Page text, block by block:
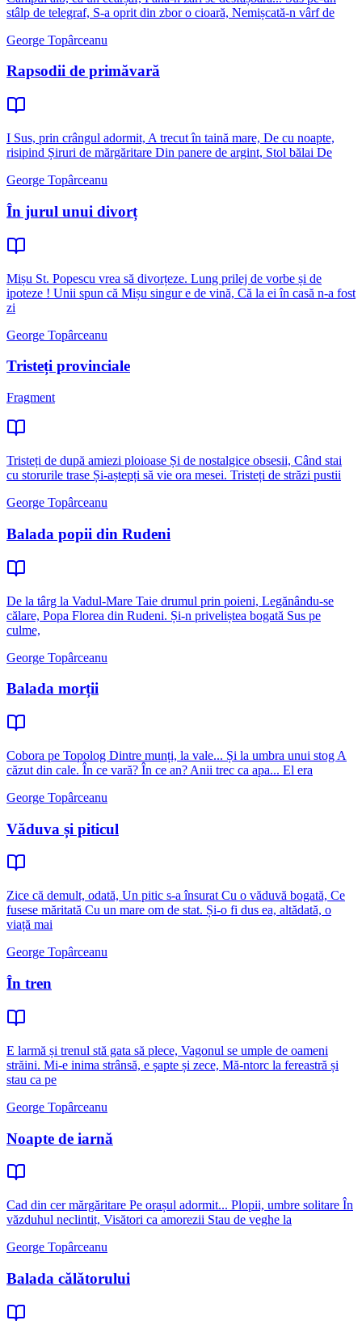
stâlp de telegraf, S-a oprit din zbor o cioară, Nemișcată-n vârf de
George Topârceanu
Rapsodii de primăvară
I Sus, prin crângul adormit, A trecut în taină mare, De cu noapte,
risipind Șiruri de mărgăritare Din panere de argint, Stol bălai De
George Topârceanu
În jurul unui divorț
Mișu St. Popescu vrea să divorțeze. Lung prilej de vorbe și de
ipoteze ! Unii spun că Mișu singur e de vină, Că la ei în casă n-a fost
zi
George Topârceanu
Tristeți provinciale
Fragment
Tristeți de după amiezi ploioase Și de nostalgice obsesii, Când stai
cu storurile trase Și-aștepți să vie ora mesei. Tristeți de străzi pustii
George Topârceanu
Balada popii din Rudeni
De la târg la Vadul-Mare Taie drumul prin poieni, Legănându-se
călare, Popa Florea din Rudeni. Și-n priveliștea bogată Sus pe
culme,
George Topârceanu
Balada morții
Cobora pe Topolog Dintre munți, la vale... Și la umbra unui stog A
căzut din cale. În ce vară? În ce an? Anii trec ca apa... El era
George Topârceanu
Văduva și piticul
Zice că demult, odată, Un pitic s-a însurat Cu o văduvă bogată, Ce
fusese măritată Cu un mare om de stat. Și-o fi dus ea, altădată, o
viață mai
George Topârceanu
În tren
E larmă și trenul stă gata să plece, Vagonul se umple de oameni
străini. Mi-e inima strânsă, e șapte și zece, Mă-ntorc la fereastră și
stau ca pe
George Topârceanu
Noapte de iarnă
Cad din cer mărgăritare Pe orașul adormit... Plopii, umbre solitare În
văzduhul neclintit, Visători ca amorezii Stau de veghe la
George Topârceanu
Balada călătorului